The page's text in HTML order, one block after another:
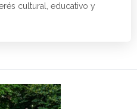
cultural, educativo y